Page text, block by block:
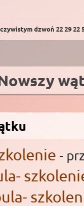
dzwoń 22 29 22
-